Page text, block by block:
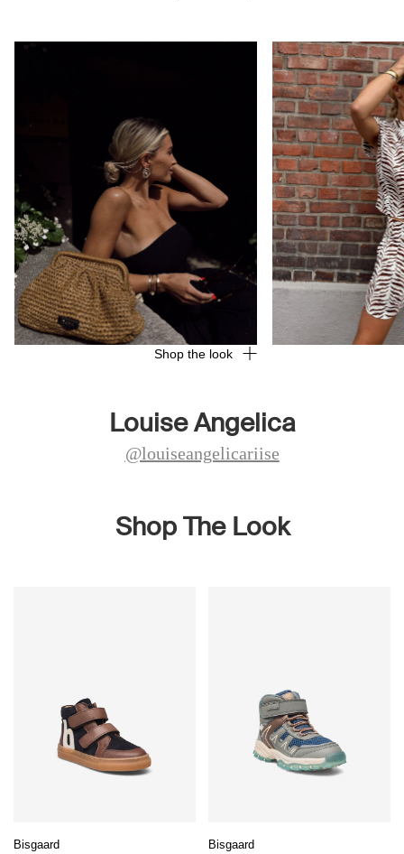
Shop the look
Louise Angelica
@louiseangelicariise
Shop The Look
Bisgaard Bisgaard